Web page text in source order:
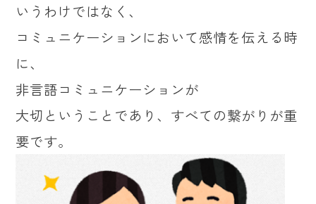
いうわけではなく、
コミュニケーションにおいて感情を伝える時
に、
非言語コミュニケーションが
大切ということであり、すべての繋がりが重
要です。